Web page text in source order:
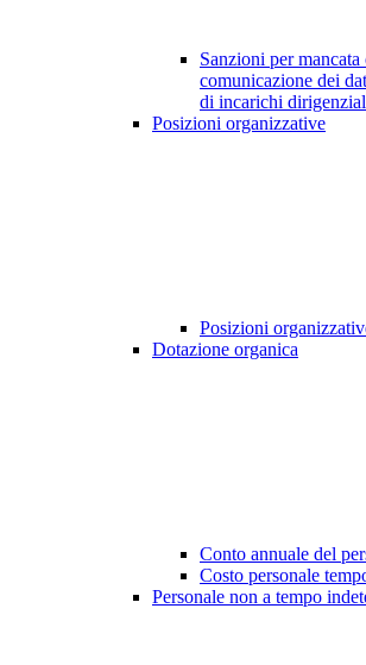
Sanzioni per
comunicazione dei
di incarichi
Posizioni organizzative
Posizioni
Dotazione organica
Conto annuale del
Costo personale
Personale non a tempo